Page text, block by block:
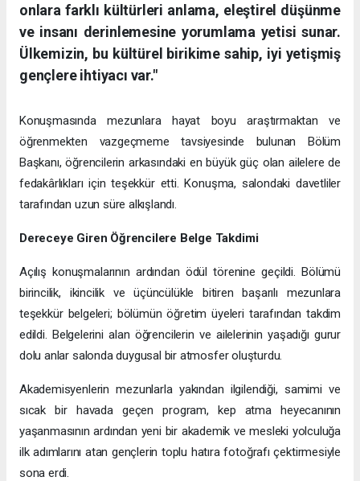
onlara farklı kültürleri anlama, eleştirel düşünme
ve insanı derinlemesine yorumlama yetisi sunar.
Ülkemizin, bu kültürel birikime sahip, iyi yetişmiş
gençlere ihtiyacı var."
Konuşmasında mezunlara hayat boyu araştırmaktan ve
öğrenmekten vazgeçmeme tavsiyesinde bulunan Bölüm
Başkanı, öğrencilerin arkasındaki en büyük güç olan ailelere de
fedakârlıkları için teşekkür etti. Konuşma, salondaki davetliler
tarafından uzun süre alkışlandı.
Dereceye Giren Öğrencilere Belge Takdimi
Açılış konuşmalarının ardından ödül törenine geçildi. Bölümü
birincilik, ikincilik ve üçüncülükle bitiren başarılı mezunlara
teşekkür belgeleri; bölümün öğretim üyeleri tarafından takdim
edildi. Belgelerini alan öğrencilerin ve ailelerinin yaşadığı gurur
dolu anlar salonda duygusal bir atmosfer oluşturdu.
Akademisyenlerin mezunlarla yakından ilgilendiği, samimi ve
sıcak bir havada geçen program, kep atma heyecanının
yaşanmasının ardından yeni bir akademik ve mesleki yolculuğa
ilk adımlarını atan gençlerin toplu hatıra fotoğrafı çektirmesiyle
sona erdi.